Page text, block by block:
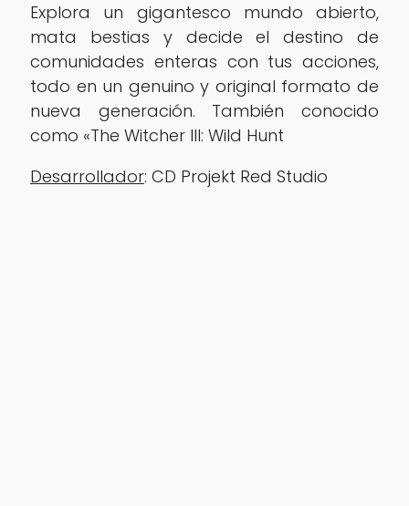
Explora un gigantesco mundo abierto,
mata bestias y decide el destino de
comunidades enteras con tus acciones,
todo en un genuino y original formato de
nueva generación. También conocido
como «The Witcher III: Wild Hunt
Desarrollador: CD Projekt Red Studio